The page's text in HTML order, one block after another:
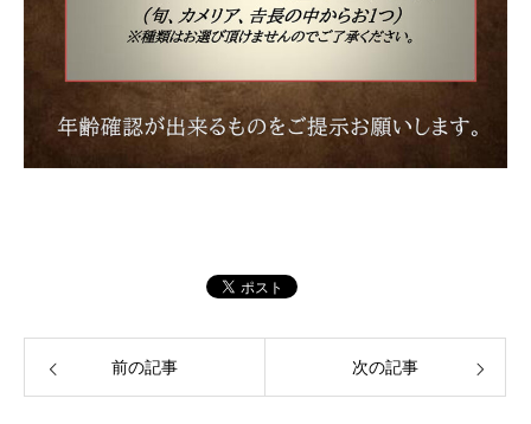
前の記事 次の記事